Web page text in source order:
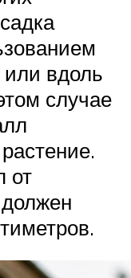
вдоль
случае
от